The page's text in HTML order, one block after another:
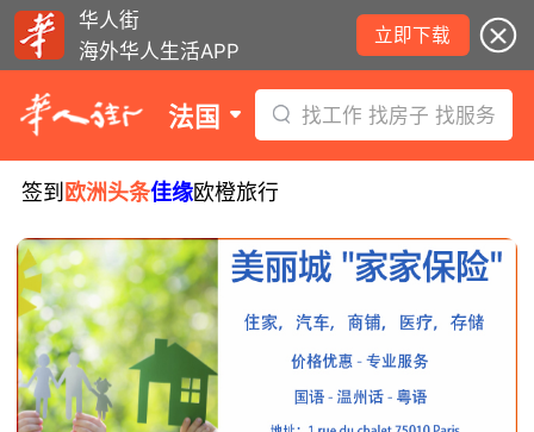
华人街
海外华人生活APP
立即下载
法国 找工作 找房子 找服务
签到 欧洲头条佳缘欧橙旅行